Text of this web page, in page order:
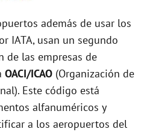
además de usar los
IATA, usan un segundo
de las empresas de
OACI/ICAO (Organización de
Este código está
alfanuméricos y
a los aeropuertos del